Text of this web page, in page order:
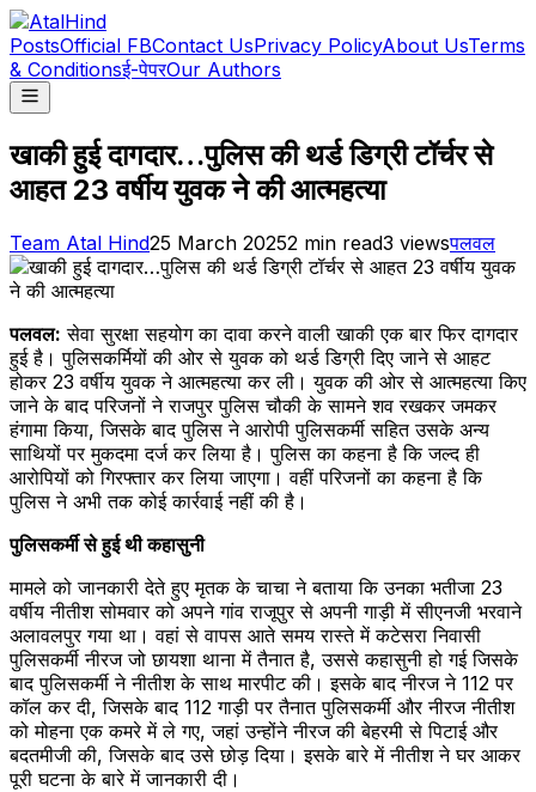
PostsOfficial FBContact UsPrivacy PolicyAbout UsTerms
& Conditionsई-पेपरOur Authors
खाकी हुई दागदार…पुलिस की थर्ड डिग्री टॉर्चर से
आहत 23 वर्षीय युवक ने की आत्महत्या
Team Atal Hind25 March 20252 min read3 viewsपलवल
पलवल: सेवा सुरक्षा सहयोग का दावा करने वाली खाकी एक बार फिर दागदार
हुई है। पुलिसकर्मियों की ओर से युवक को थर्ड डिग्री दिए जाने से आहट
होकर 23 वर्षीय युवक ने आत्महत्या कर ली। युवक की ओर से आत्महत्या किए
जाने के बाद परिजनों ने राजपुर पुलिस चौकी के सामने शव रखकर जमकर
हंगामा किया, जिसके बाद पुलिस ने आरोपी पुलिसकर्मी सहित उसके अन्य
साथियों पर मुकदमा दर्ज कर लिया है। पुलिस का कहना है कि जल्द ही
आरोपियों को गिरफ्तार कर लिया जाएगा। वहीं परिजनों का कहना है कि
पुलिस ने अभी तक कोई कार्रवाई नहीं की है।
पुलिसकर्मी से हुई थी कहासुनी
मामले को जानकारी देते हुए मृतक के चाचा ने बताया कि उनका भतीजा 23
वर्षीय नीतीश सोमवार को अपने गांव राजूपुर से अपनी गाड़ी में सीएनजी भरवाने
अलावलपुर गया था। वहां से वापस आते समय रास्ते में कटेसरा निवासी
पुलिसकर्मी नीरज जो छायशा थाना में तैनात है, उससे कहासुनी हो गई जिसके
बाद पुलिसकर्मी ने नीतीश के साथ मारपीट की। इसके बाद नीरज ने 112 पर
कॉल कर दी, जिसके बाद 112 गाड़ी पर तैनात पुलिसकर्मी और नीरज नीतीश
को मोहना एक कमरे में ले गए, जहां उन्होंने नीरज की बेहरमी से पिटाई और
बदतमीजी की, जिसके बाद उसे छोड़ दिया। इसके बारे में नीतीश ने घर आकर
पूरी घटना के बारे में जानकारी दी।